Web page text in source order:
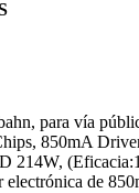
para vía
850mA
214W,
electrónica de